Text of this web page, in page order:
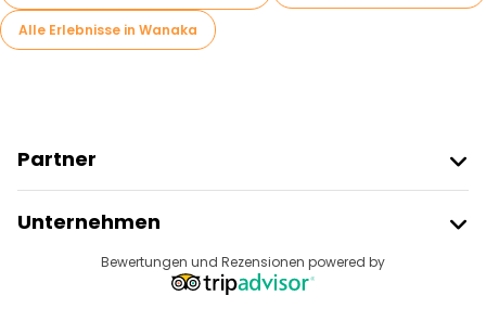
Alle Erlebnisse in Wanaka
Partner
Anbieter-Anmeldung
Affiliate-Programm
Unternehmen
ReisezieleBewertungen und Rezensionen powered by